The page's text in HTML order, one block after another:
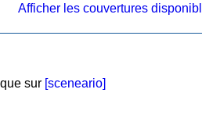
Afficher les couvertures
sur [sceneario]